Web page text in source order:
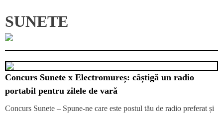
SUNETE
Concurs Sunete x Electromureș: câștigă un radio
portabil pentru zilele de vară
Concurs Sunete – Spune-ne care este postul tău de radio preferat și